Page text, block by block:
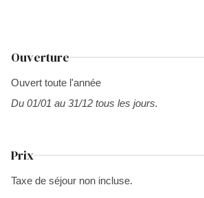
Ouverture
Ouvert toute l'année
Du 01/01 au 31/12 tous les jours.
Prix
Taxe de séjour non incluse.